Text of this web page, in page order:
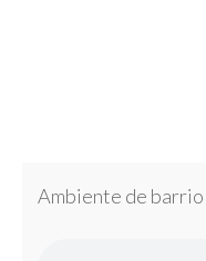
Ambiente de